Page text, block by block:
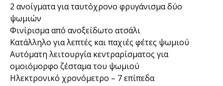
2 ανοίγματα για ταυτόχρονο φρυγάνισμα δύο
ψωμιών
Φινίρισμα από ανοξείδωτο ατσάλι
Κατάλληλο για λεπτές και παχιές φέτες ψωμιού
Αυτόματη λειτουργία κεντραρίσματος για
ομοιόμορφο ζέσταμα του ψωμιού
Ηλεκτρονικό χρονόμετρο – 7 επίπεδα